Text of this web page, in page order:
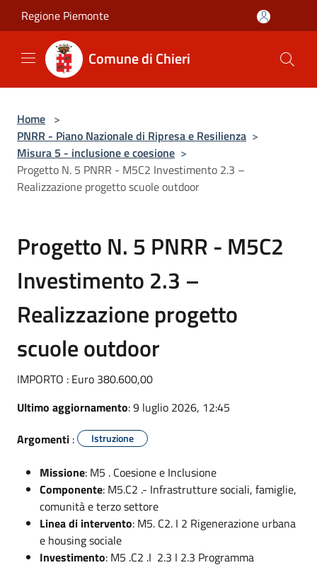
Salta al contenuto principale
Regione Piemonte
Comune di Chieri
Home >
PNRR - Piano Nazionale di Ripresa e Resilienza >
Misura 5 - inclusione e coesione >
Progetto N. 5 PNRR - M5C2 Investimento 2.3 –
Realizzazione progetto scuole outdoor
Progetto N. 5 PNRR - M5C2
Investimento 2.3 –
Realizzazione progetto
scuole outdoor
IMPORTO : Euro 380.600,00
Ultimo aggiornamento: 9 luglio 2026, 12:45
Argomenti : Istruzione
Missione: M5 . Coesione e Inclusione
Componente: M5.C2 .- Infrastrutture sociali, famiglie,
comunità e terzo settore
Linea di intervento: M5. C2. I 2 Rigenerazione urbana
e housing sociale
Investimento: M5 .C2 .I 2.3 I 2.3 Programma